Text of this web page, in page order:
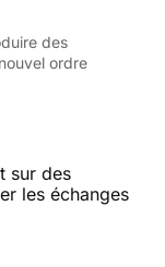
des
ordre
sur des
les échanges